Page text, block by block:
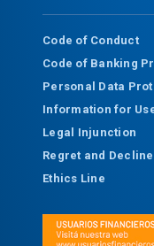
Code of Conduct
Code of Banking
Personal Data
Information for
Legal Injunction
Regret and
Ethics Line